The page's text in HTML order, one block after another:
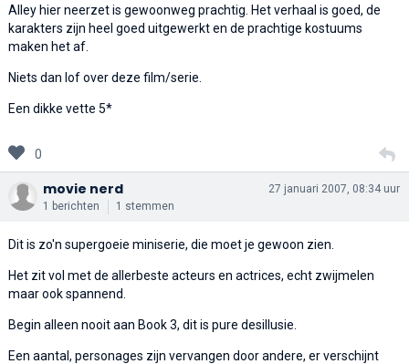
Alley hier neerzet is gewoonweg prachtig. Het verhaal is goed, de
karakters zijn heel goed uitgewerkt en de prachtige kostuums
maken het af.
Niets dan lof over deze film/serie.
Een dikke vette 5*
0
movie nerd
1 berichten 1 stemmen
27 januari 2007, 08:34 uur
Dit is zo'n supergoeie miniserie, die moet je gewoon zien.
Het zit vol met de allerbeste acteurs en actrices, echt zwijmelen
maar ook spannend.
Begin alleen nooit aan Book 3, dit is pure desillusie.
Een aantal, personages zijn vervangen door andere, er verschijnt